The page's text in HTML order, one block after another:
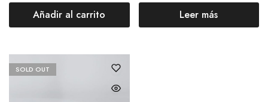
Añadir al carrito Leer más
SOLD OUT